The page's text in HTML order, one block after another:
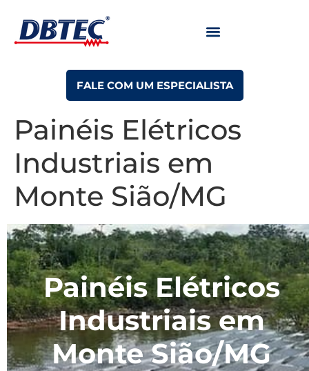
FALE COM UM ESPECIALISTA
Painéis Elétricos
Industriais em
Monte Sião/MG
Painéis Elétricos
Industriais em
Monte Sião/MG